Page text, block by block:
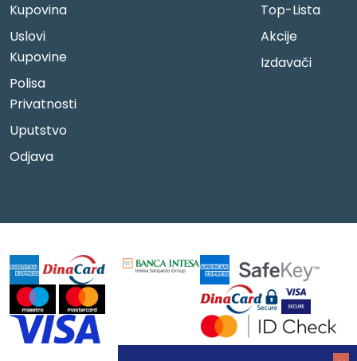
Kupovina
Uslovi
Kupovine
Polisa
Privatnosti
Uputstvo
Odjava
Top-Lista
Akcije
Izdavači